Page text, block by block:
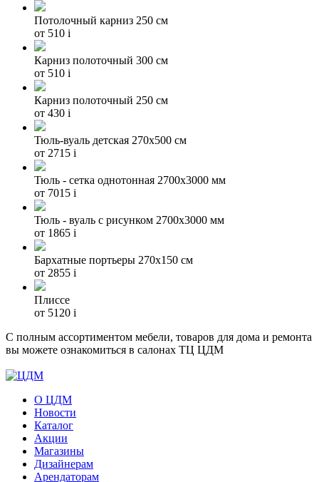
Потолочный карниз 250 см
от 510 i
Карниз полоточный 300 см
от 510 i
Карниз полоточный 250 см
от 430 i
Тюль-вуаль детская 270х500 см
от 2715 i
Тюль - сетка однотонная 2700х3000 мм
от 7015 i
Тюль - вуаль с рисунком 2700х3000 мм
от 1865 i
Бархатные портьеры 270х150 см
от 2855 i
Плиссе
от 5120 i
С полным ассортиментом мебели, товаров для дома и ремонта
вы можете ознакомиться в салонах ТЦ ЦДМ
О ЦДМ
Новости
Каталог
Акции
Магазины
Дизайнерам
Арендаторам